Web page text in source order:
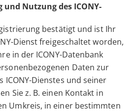
Nutzung des ICONY-
bestätigt und ist Ihr
Dienst freigeschaltet worden,
in der ICONY-Datenbank
Daten zur
ICONY-Dienstes und seiner
Sie z. B. einen Kontakt in
Umkreis, in einer bestimmten